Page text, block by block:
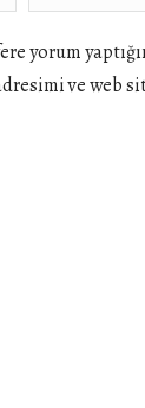
yorum
ve web